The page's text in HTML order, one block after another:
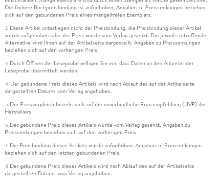
Die frühere Buchpreisbindung ist aufgehoben. Angaben zu Preissenkungen beziehen
sich auf den gebundenen Preis eines mangelfreien Exemplars.
2 Diese Artikel unterliegen nicht der Preisbindung, die Preisbindung dieser Artikel
wurde aufgehoben oder der Preis wurde vom Verlag gesenkt. Die jeweils zutreffende
Alternative wird Ihnen auf der Artikelseite dargestellt. Angaben zu Preissenkungen
beziehen sich auf den vorherigen Preis.
3 Durch Öffnen der Leseprobe willigen Sie ein, dass Daten an den Anbieter der
Leseprobe übermittelt werden.
4 Der gebundene Preis dieses Artikels wird nach Ablauf des auf der Artikelseite
dargestellten Datums vom Verlag angehoben.
5 Der Preisvergleich bezieht sich auf die unverbindliche Preisempfehlung (UVP) des
Herstellers.
6 Der gebundene Preis dieses Artikels wurde vom Verlag gesenkt. Angaben zu
Preissenkungen beziehen sich auf den vorherigen Preis.
7 Die Preisbindung dieses Artikels wurde aufgehoben. Angaben zu Preissenkungen
beziehen sich auf den letzten gebundenen Preis.
8 Der gebundene Preis dieses Artikels wird nach Ablauf des auf der Artikelseite
dargestellten Datums vom Verlag angehoben.